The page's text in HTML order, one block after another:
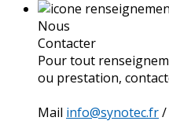
Nous
Contacter
Pour tout
ou prestation,
Mail info@synotec.fr/